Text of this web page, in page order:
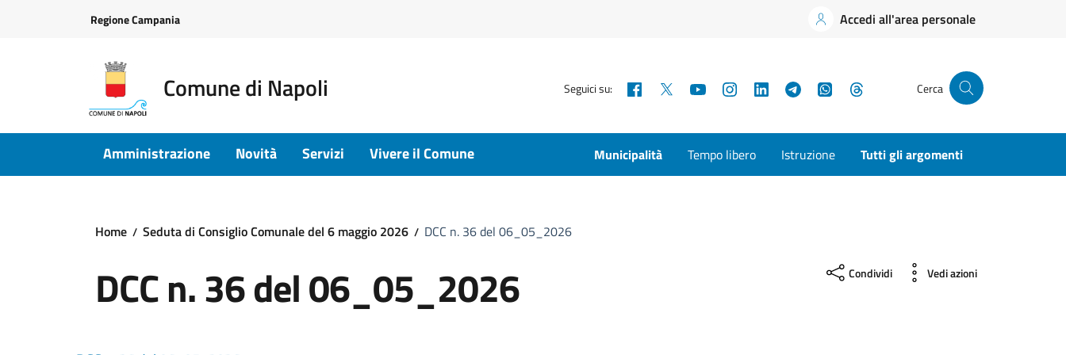
Regione Campania Accedi all'area personale
Comune di Napoli Seguici su: Facebook YouTubeInstagramLinkedInTelegramWhatsApp Cerca
Amministrazione Novità Servizi Vivere il Comune Municipalità Tempo libero Istruzione Tutti gli argomenti
Home Seduta di Consiglio Comunale del 6 maggio 2026 DCC n. 36 del 06_05_2026
DCC n. 36 del 06_05_2026 Condividi Vedi azioni